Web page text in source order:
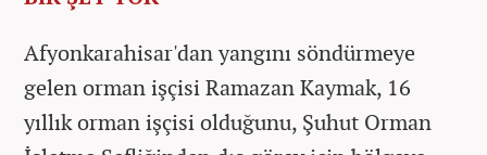
Afyonkarahisar'dan yangını söndürmeye
gelen orman işçisi Ramazan Kaymak, 16
yıllık orman işçisi olduğunu, Şuhut Orman